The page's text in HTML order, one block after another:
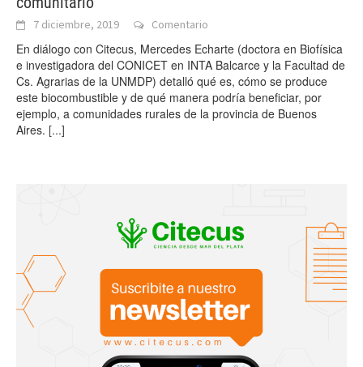
7 diciembre, 2019 Comentario
En diálogo con Citecus, Mercedes Echarte (doctora en Biofísica
e investigadora del CONICET en INTA Balcarce y la Facultad de
Cs. Agrarias de la UNMDP) detalló qué es, cómo se produce
este biocombustible y de qué manera podría beneficiar, por
ejemplo, a comunidades rurales de la provincia de Buenos
Aires. [...]